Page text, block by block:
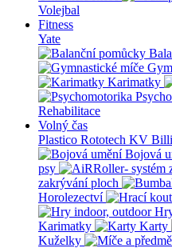
Volejbal
Fitness
Yate
Karimatky
Rehabilitace
Volný čas
Plastico Rototech KV
Bojová
psy
zakrývání ploch
Horolezectví
Karimatky
Karty
Kuželky